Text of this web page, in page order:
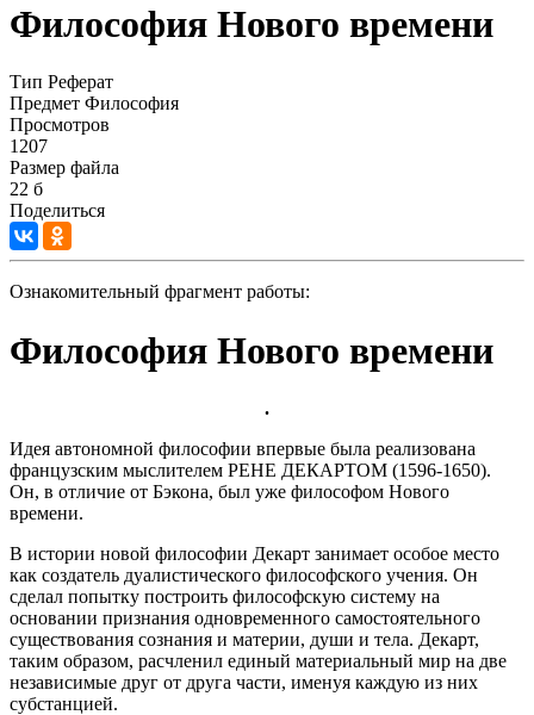
Философия Нового времени
Тип Реферат
Предмет Философия
Просмотров
1207
Размер файла
22 б
Поделиться
Ознакомительный фрагмент работы:
Философия Нового времени
.
Идея автономной философии впервые была реализована
французским мыслителем РЕНЕ ДЕКАРТОМ (1596-1650).
Он, в отличие от Бэкона, был уже философом Нового
времени.
В истории новой философии Декарт занимает особое место
как создатель дуалистического философского учения. Он
сделал попытку построить философскую систему на
основании признания одновременного самостоятельного
существования сознания и материи, души и тела. Декарт,
таким образом, расчленил единый материальный мир на две
независимые друг от друга части, именуя каждую из них
субстанцией.